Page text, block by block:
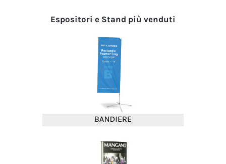
Espositori e Stand più venduti